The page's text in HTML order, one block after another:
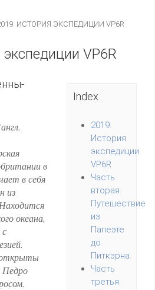
ИСТОРИЯ ЭКСПЕДИЦИИ VP6R
VP6R
Index
2019.
История
экспедиции
VP6R
Часть
вторая.
Путешествие
из
Папеэте
до
Питкэрна.
Часть
третья.
в
в себя
из
океана,
Педро